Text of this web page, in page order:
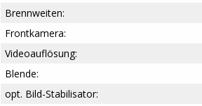
Brennweiten:
Frontkamera:
Videoauflösung:
Blende:
opt. Bild-Stabilisator: